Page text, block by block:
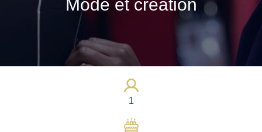
Mode et création
1
Photos
Vidéos
Contactez-nous
Shanghai 2026
Questions fréquentes